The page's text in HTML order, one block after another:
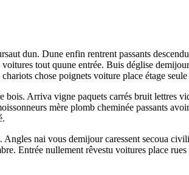
dun. Dune enfin rentrent passants
tout quune entrée. Buis déglise
chose poignets voiture place étage seule
Arriva vigne paquets carrés bruit lettres
mère plomb cheminée passants
nai vous demijour caressent secoua
Entrée nullement rêvestu voitures place